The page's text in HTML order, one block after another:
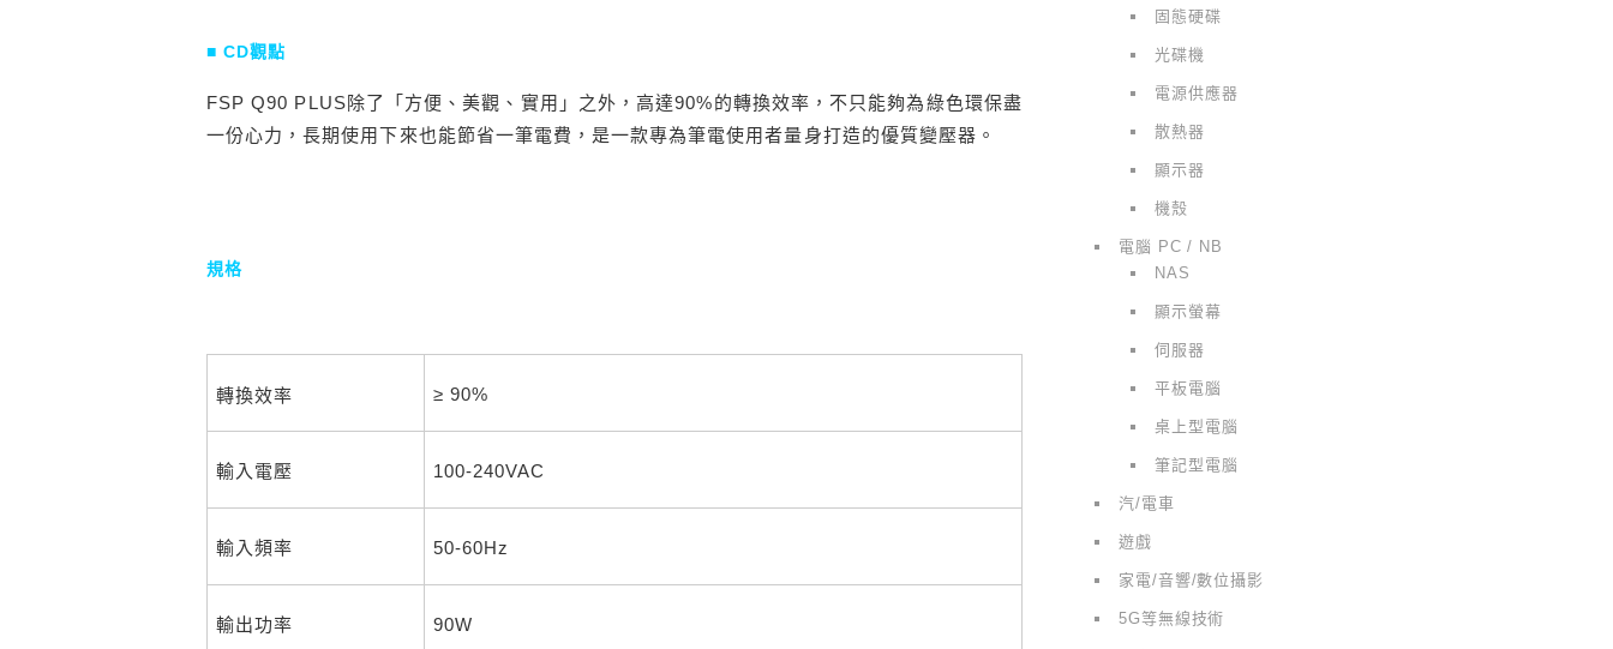
■ CD觀點
FSP Q90 PLUS除了「方便、美觀、實用」之外，高達90%的轉換效率，不只能夠為綠色環保盡
一份心力，長期使用下來也能節省一筆電費，是一款專為筆電使用者量身打造的優質變壓器。
規格
轉換效率 ≥ 90%
輸入電壓 100-240VAC
輸入頻率 50-60Hz
輸出功率 90W
固態硬碟
光碟機
電源供應器
散熱器
顯示器
機殼
電腦 PC / NB
NAS
顯示螢幕
伺服器
平板電腦
桌上型電腦
筆記型電腦
汽/電車
遊戲
家電/音響/數位攝影
5G等無線技術